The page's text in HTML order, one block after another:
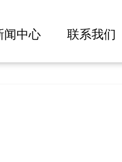
闻中心 联系我们